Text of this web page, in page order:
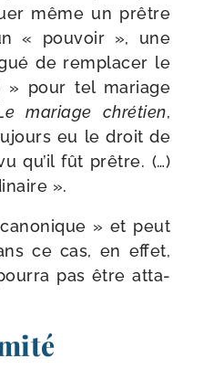
même un prêtre
« pou­voir », une
de rem­pla­cer le
» pour tel mariage
mariage chré­tien,
eu le droit de
qu’il fût prêtre. (…)
».
» et peut
ce cas, en effet,
pas être atta­